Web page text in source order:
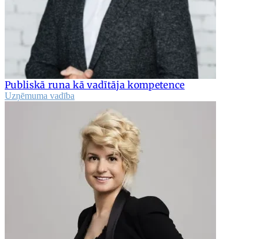
Publiskā runa kā vadītāja kompetence
Uzņēmuma vadība